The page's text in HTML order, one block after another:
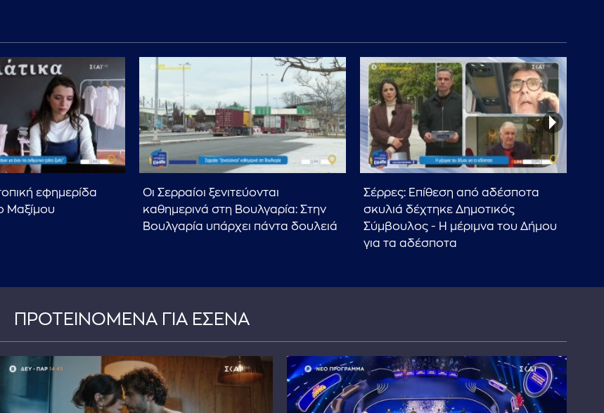
εφημερίδα
Μαξίμου
Οι Σερραίοι ξενιτεύονται
καθημερινά στη Βουλγαρία: Στην
Βουλγαρία υπάρχει πάντα δουλειά
Σέρρες: Επίθεση από αδέσποτα
σκυλιά δέχτηκε Δημοτικός
Σύμβουλος - Η μέριμνα του Δήμου
για τα αδέσποτα
ΠΡΟΤΕΙΝΟΜΕΝΑ ΓΙΑ ΕΣΕΝΑ